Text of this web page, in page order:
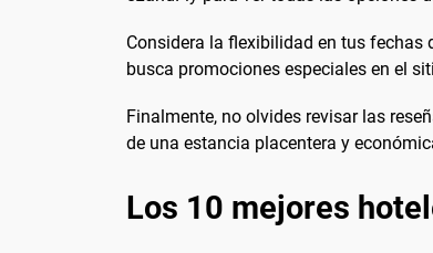
Considera la flexibilidad en tus fechas
busca promociones especiales en el
Finalmente, no olvides revisar las
de una estancia placentera y
Los 10 mejores